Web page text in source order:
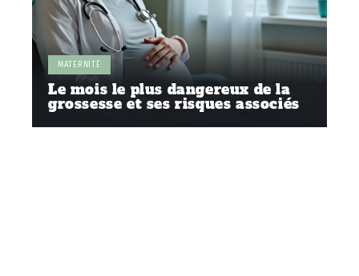
MATERNITÉ
Le mois le plus dangereux de la
grossesse et ses risques associés